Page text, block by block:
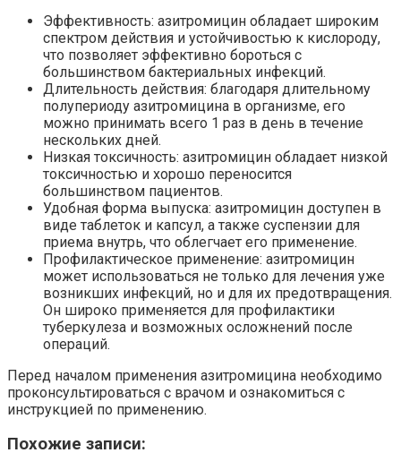
Эффективность: азитромицин обладает широким
спектром действия и устойчивостью к кислороду,
что позволяет эффективно бороться с
большинством бактериальных инфекций.
Длительность действия: благодаря длительному
полупериоду азитромицина в организме, его
можно принимать всего 1 раз в день в течение
нескольких дней.
Низкая токсичность: азитромицин обладает низкой
токсичностью и хорошо переносится
большинством пациентов.
Удобная форма выпуска: азитромицин доступен в
виде таблеток и капсул, а также суспензии для
приема внутрь, что облегчает его применение.
Профилактическое применение: азитромицин
может использоваться не только для лечения уже
возникших инфекций, но и для их предотвращения.
Он широко применяется для профилактики
туберкулеза и возможных осложнений после
операций.
Перед началом применения азитромицина необходимо
проконсультироваться с врачом и ознакомиться с
инструкцией по применению.
Похожие записи: